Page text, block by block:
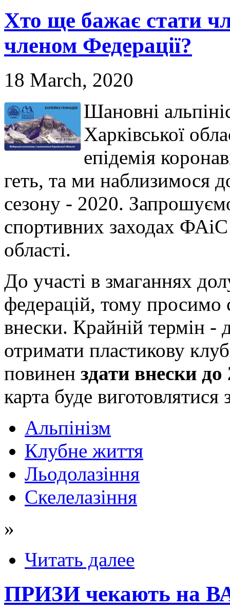
Хто ще бажає стати
членом Федерації?
18 March, 2020
Шановні
Харківської
епідемія
геть, та ми наблизимося
сезону - 2020.
спортивних заходах
області.
До участі в змаганнях
федерацій, тому просимо
внески. Крайній термін -
отримати пластикову
повинен здати внески до
карта буде виготовлятися
Альпінізм
Клубне життя
Льодолазіння
Скелелазіння
»
Читать далее
ПРИЗИ чекають на